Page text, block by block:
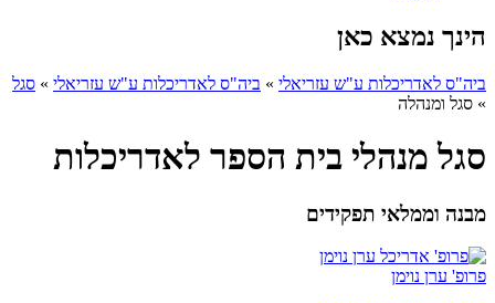
הינך נמצא כאן
ביה"ס לאדריכלות ע"ש עזריאלי » ביה"ס לאדריכלות ע"ש עזריאלי » סגל
» סגל ומנהלה
סגל מנהלי בית הספר לאדריכלות
מבנה וממלאי תפקידים
פרופ' ערן נוימן